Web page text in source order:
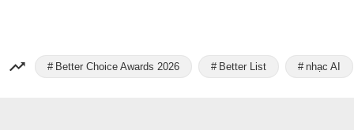
Better Choice Awards 2026 Better List nhạc AI